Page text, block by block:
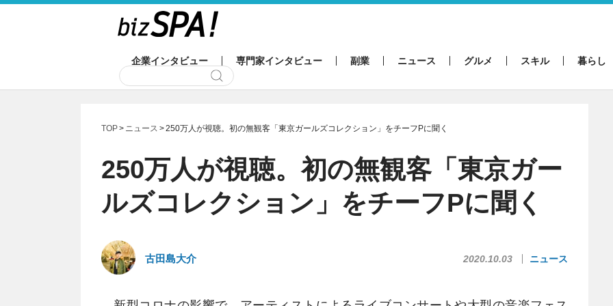
企業インタビュー 専門家インタビュー 副業 ニュース グルメ スキル 暮らし
TOP ニュース 250万人が視聴。初の無観客「東京ガールズコレクション」をチーフPに聞く
250万人が視聴。初の無観客「東京ガー
ルズコレクション」をチーフPに聞く
古田島大介 2020.10.03 ニュース